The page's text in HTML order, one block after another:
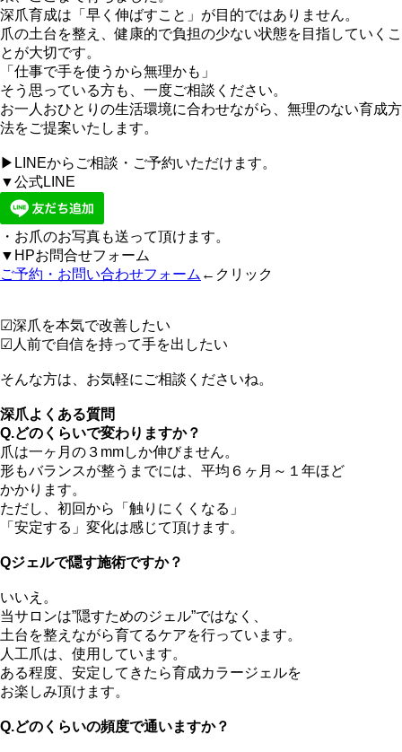
深爪育成は「早く伸ばすこと」が目的ではありません。
爪の土台を整え、健康的で負担の少ない状態を目指していくこ
とが大切です。
「仕事で手を使うから無理かも」
そう思っている方も、一度ご相談ください。
お一人おひとりの生活環境に合わせながら、無理のない育成方
法をご提案いたします。
▶LINEからご相談・ご予約いただけます。
▼公式LINE
・お爪のお写真も送って頂けます。
▼HPお問合せフォーム
ご予約・お問い合わせフォーム ←クリック
☑深爪を本気で改善したい
☑人前で自信を持って手を出したい
そんな方は、お気軽にご相談くださいね。
深爪よくある質問
Q.どのくらいで変わりますか？
爪は一ヶ月の３mmしか伸びません。
形もバランスが整うまでには、平均６ヶ月～１年ほど
かかります。
ただし、初回から「触りにくくなる」
「安定する」変化は感じて頂けます。
Qジェルで隠す施術ですか？
いいえ。
当サロンは”隠すためのジェル”ではなく、
土台を整えながら育てるケアを行っています。
人工爪は、使用しています。
ある程度、安定してきたら育成カラージェルを
お楽しみ頂けます。
Q.どのくらいの頻度で通いますか？